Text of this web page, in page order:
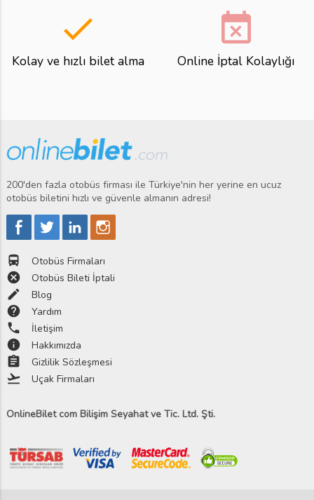
done
Kolay ve hızlı bilet alma
event_busy
Online İptal Kolaylığı
200'den fazla otobüs firması ile Türkiye'nin her yerine en ucuz
otobüs biletini hızlı ve güvenle almanın adresi!
directions_bus Otobüs Firmaları
cancel Otobüs Bileti İptali
edit Blog
help Yardım
phone İletişim
info Hakkımızda
assignment Gizlilik Sözleşmesi
flight_takeoff Uçak Firmaları
OnlineBilet com Bilişim Seyahat ve Tic. Ltd. Şti.